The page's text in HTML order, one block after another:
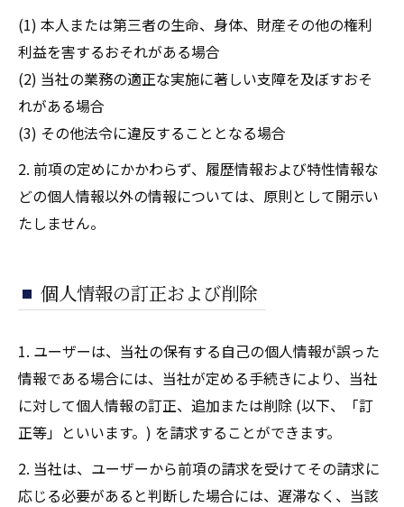
(1) 本人または第三者の生命、身体、財産その他の権利
利益を害するおそれがある場合
(2) 当社の業務の適正な実施に著しい支障を及ぼすおそ
れがある場合
(3) その他法令に違反することとなる場合
2. 前項の定めにかかわらず、履歴情報および特性情報な
どの個人情報以外の情報については、原則として開示い
たしません。
個人情報の訂正および削除
1. ユーザーは、当社の保有する自己の個人情報が誤った
情報である場合には、当社が定める手続きにより、当社
に対して個人情報の訂正、追加または削除 (以下、「訂
正等」といいます。) を請求することができます。
2. 当社は、ユーザーから前項の請求を受けてその請求に
応じる必要があると判断した場合には、遅滞なく、当該